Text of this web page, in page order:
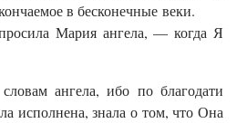
в бесконечные веки.
Мария ангела, — когда Я
ангела, ибо по благодати
исполнена, знала о том, что Она